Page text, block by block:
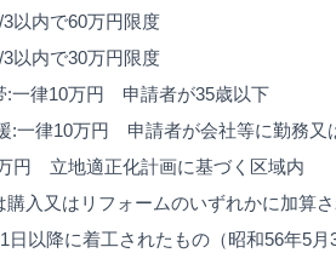
以内で60万円限度
以内で30万円限度
一律10万円 申請者が35歳以下
円 申請者が会社等に勤務又は
円 立地適正化計画に基づく区域内
入又はリフォームのいずれかに加算さ
以降に着工されたもの（昭和56年5